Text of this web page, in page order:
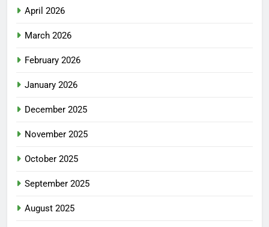
April 2026
March 2026
February 2026
January 2026
December 2025
November 2025
October 2025
September 2025
August 2025